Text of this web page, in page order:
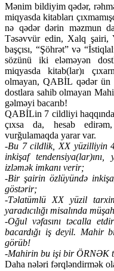
Mənim bildiyim qədər,
miqyasda kitabları
nə qədər dərin məzmun
Təsəvvür edin, Xalq şairi,
başçısı, “Şöhrət” və
sözünü iki eləməyən
miqyasda kitab(lar)ı
olmayan, QABİL qədər ün
dostlara sahib olmayan
gəlməyi bacarıb!
QABİLin 7 cildliyi
çıxsa da, hesab
vurğulamaqda yarar var.
-Bu 7 cildlik, XX yüzilliyin
inkişaf
izləmək imkanı verir;
-Bir şairin özlüyündə
göstərir;
-Təlatümlü XX yüzil
yaradıcılığı misalında
-Oğul vəfasını təcalla
bacardığı iş deyil. Mahir
görüb!
-Mahirin bu işi bir ÖRNƏK
Daha nələri fərqləndirmək